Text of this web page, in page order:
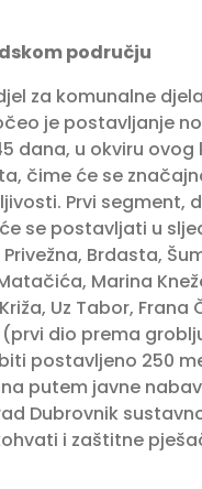
području
za komunalne
je postavljanje
dana, u okviru ovog
čime će se
Prvi segment,
se postavljati u
Brdasta,
Marina
Uz Tabor, Frana
dio prema
postavljeno 250
putem javne
Dubrovnik
i zaštitne